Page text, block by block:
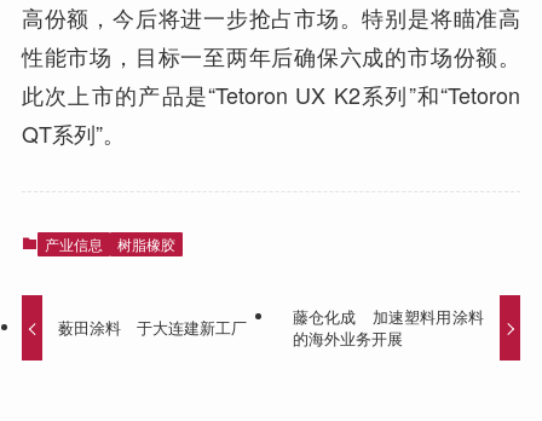
高份额，今后将进一步抢占市场。特别是将瞄准高
性能市场，目标一至两年后确保六成的市场份额。
此次上市的产品是“Tetoron UX K2系列”和“Tetoron
QT系列”。
产业信息 树脂橡胶
薮田涂料 于大连建新工厂
藤仓化成 加速塑料用涂料
的海外业务开展